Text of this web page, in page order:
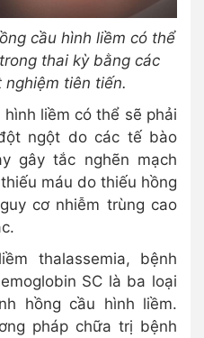
cầu hình liềm có thể
thai kỳ bằng các
tiên tiến.
liềm có thể sẽ phải
ngột do các tế bào
gây tắc nghẽn mạch
máu do thiếu hồng
cơ nhiễm trùng cao
thalassemia, bệnh
SC là ba loại
hồng cầu hình liềm.
pháp chữa trị bệnh